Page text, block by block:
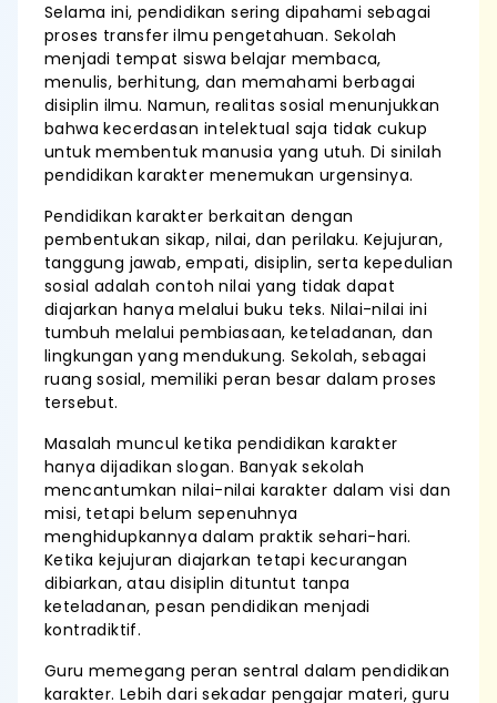
Selama ini, pendidikan sering dipahami sebagai
proses transfer ilmu pengetahuan. Sekolah
menjadi tempat siswa belajar membaca,
menulis, berhitung, dan memahami berbagai
disiplin ilmu. Namun, realitas sosial menunjukkan
bahwa kecerdasan intelektual saja tidak cukup
untuk membentuk manusia yang utuh. Di sinilah
pendidikan karakter menemukan urgensinya.
Pendidikan karakter berkaitan dengan
pembentukan sikap, nilai, dan perilaku. Kejujuran,
tanggung jawab, empati, disiplin, serta kepedulian
sosial adalah contoh nilai yang tidak dapat
diajarkan hanya melalui buku teks. Nilai-nilai ini
tumbuh melalui pembiasaan, keteladanan, dan
lingkungan yang mendukung. Sekolah, sebagai
ruang sosial, memiliki peran besar dalam proses
tersebut.
Masalah muncul ketika pendidikan karakter
hanya dijadikan slogan. Banyak sekolah
mencantumkan nilai-nilai karakter dalam visi dan
misi, tetapi belum sepenuhnya
menghidupkannya dalam praktik sehari-hari.
Ketika kejujuran diajarkan tetapi kecurangan
dibiarkan, atau disiplin dituntut tanpa
keteladanan, pesan pendidikan menjadi
kontradiktif.
Guru memegang peran sentral dalam pendidikan
karakter. Lebih dari sekadar pengajar materi, guru